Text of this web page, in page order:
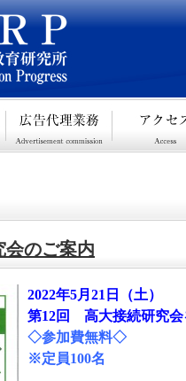
のご案内
2022年5月 21 日（土）
第12回 高大接続研究会
◇参加費無料◇
※定員100名